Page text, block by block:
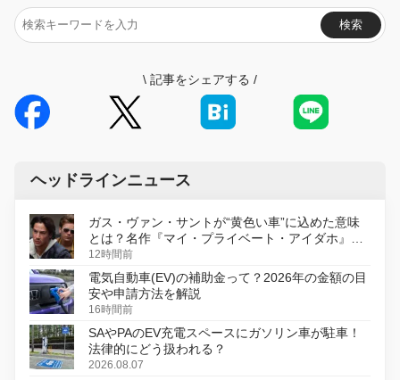
検索
\ 記事をシェアする /
ヘッドラインニュース
ガス・ヴァン・サントが“黄色い車”に込めた意味
とは？名作『マイ・プライベート・アイダホ』が
初のデジタルリマスター版で復活
12時間前
電気自動車(EV)の補助金って？2026年の金額の目
安や申請方法を解説
16時間前
SAやPAのEV充電スペースにガソリン車が駐車！
法律的にどう扱われる？
2026.08.07